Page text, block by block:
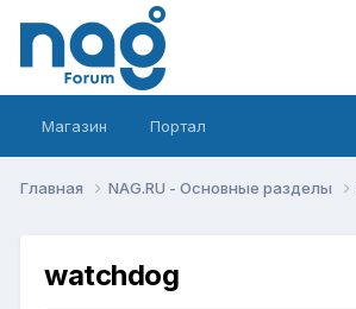
Магазин Портал
Главная NAG.RU - Основные разделы
watchdog